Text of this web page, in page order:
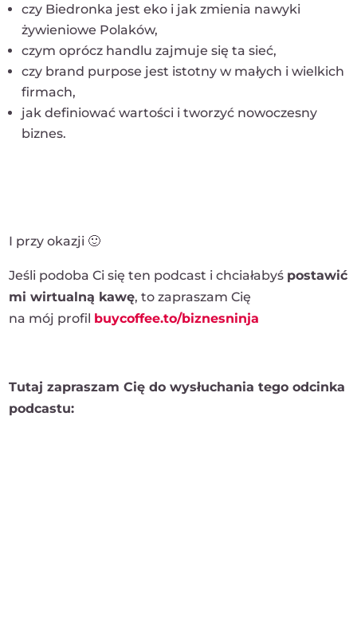
czy Biedronka jest eko i jak zmienia nawyki
żywieniowe Polaków,
czym oprócz handlu zajmuje się ta sieć,
czy brand purpose jest istotny w małych i wielkich
firmach,
jak definiować wartości i tworzyć nowoczesny
biznes.
I przy okazji 🙂
Jeśli podoba Ci się ten podcast i chciałabyś postawić
mi wirtualną kawę, to zapraszam Cię
na mój profil buycoffee.to/biznesninja
Tutaj zapraszam Cię do wysłuchania tego odcinka
podcastu: